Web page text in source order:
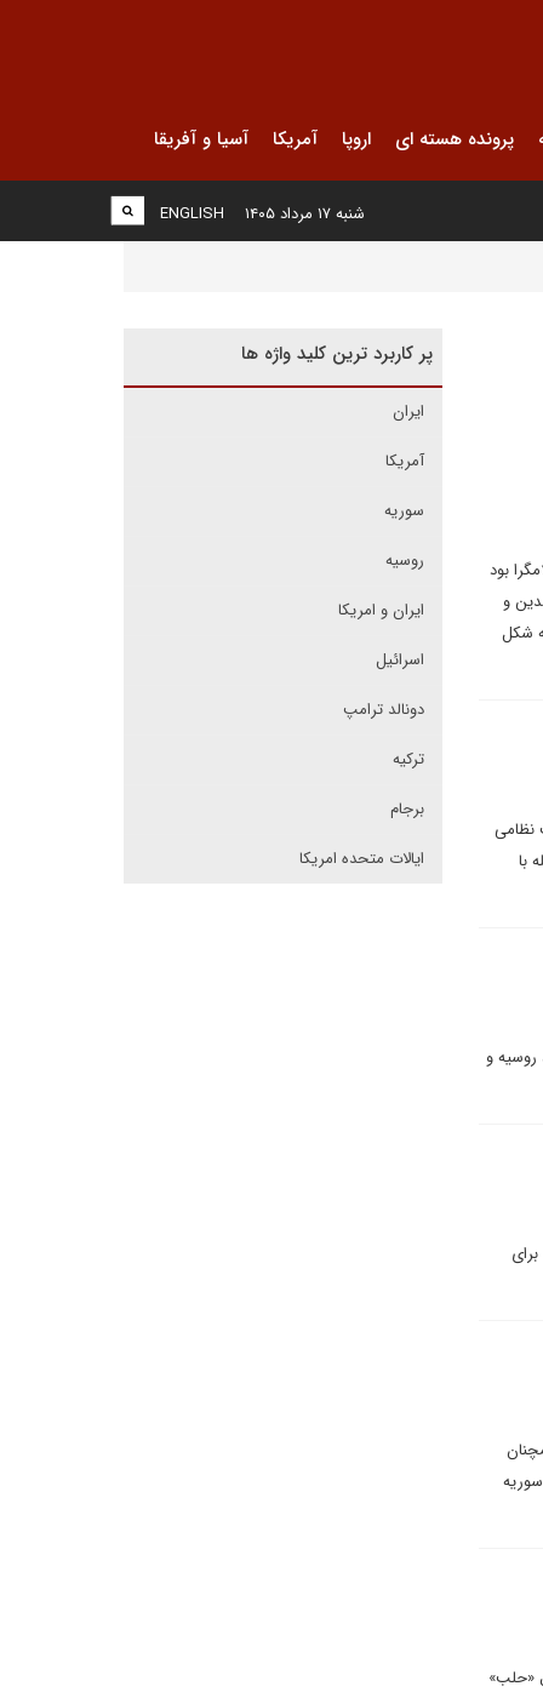
پرونده هسته ای اروپا آمریکا آسیا و آفریقا
ENGLISH شنبه ۱۷ مرداد ۱۴۰۵
بود
و
در سوریه شکل
نظامی
با
روسیه و
«حلب»
پر کاربرد ترین کلید واژه ها
ایران
آمریکا
سوریه
روسیه
ایران و امریکا
اسرائیل
دونالد ترامپ
ترکیه
برجام
ایالات متحده امریکا